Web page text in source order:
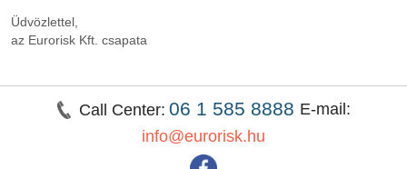
Üdvözlettel,
az Eurorisk Kft. csapata
Call Center: 06 1 585 8888 E-mail:
info@eurorisk.hu